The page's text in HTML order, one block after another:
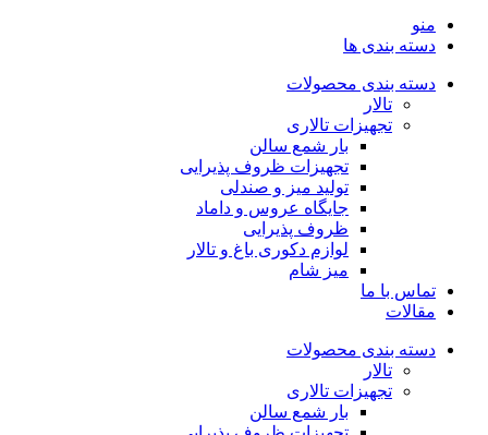
منو
دسته بندی ها
دسته بندی محصولات
تالار
تجهیزات تالاری
بار شمع سالن
تجهیزات ظروف پذیرایی
تولید میز و صندلی
جایگاه عروس و داماد
ظروف پذیرایی
لوازم دکوری باغ و تالار
میز شام
تماس با ما
مقالات
دسته بندی محصولات
تالار
تجهیزات تالاری
بار شمع سالن